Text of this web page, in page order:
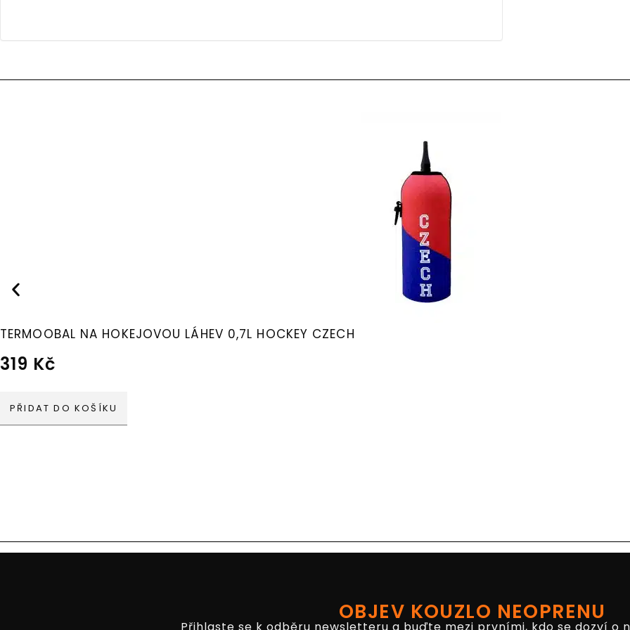
TERMOOBAL NA HOKEJOVOU LÁHEV 0,7L HOCKEY CZECH
319 Kč
PŘIDAT DO KOŠÍKU
OBJEV KOUZLO NEOPRENU